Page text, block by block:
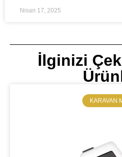
Nisan 17, 2025
İlginizi
​KARAVAN